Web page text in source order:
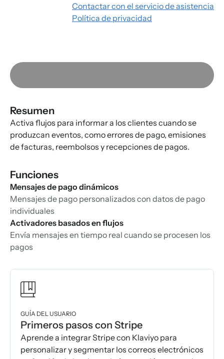
Contactar con el servicio de asistencia
Política de privacidad
Resumen
Activa flujos para informar a los clientes cuando se
produzcan eventos, como errores de pago, emisiones
de facturas, reembolsos y recepciones de pagos.
Funciones
Mensajes de pago dinámicos
Mensajes de pago personalizados con datos de pago
individuales
Activadores basados en flujos
Envía mensajes en tiempo real cuando se procesen los
pagos
GUÍA DEL USUARIO
Primeros pasos con Stripe
Aprende a integrar Stripe con Klaviyo para
personalizar y segmentar los correos electrónicos